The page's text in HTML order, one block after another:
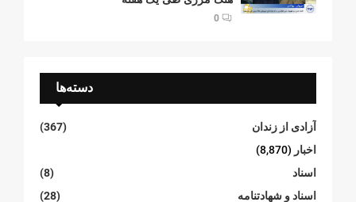
0
دسته‌ها
آزادی از زندان
(367)
اخبار (8,870)
اسناد
(8)
اسناد و شهادتنامە
(28)